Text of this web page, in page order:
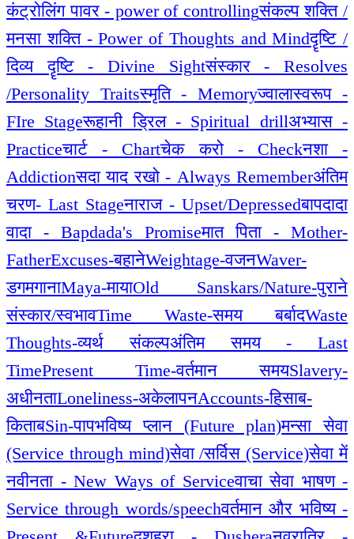
कंट्रोलिंग पावर - power of controllingसंकल्प शक्ति /
मनसा शक्ति - Power of Thoughts and Mindदॄष्टि /
दिव्य दॄष्टि - Divine Sightसंस्कार - Resolves
/Personality Traitsस्मृति - Memoryज्वालास्वरूप -
FIre Stageरूहानी ड्रिल - Spiritual drillअभ्यास -
Practiceचार्ट - Chartचेक करो - Checkनशा -
Addictionसदा याद रखो - Always Rememberअंतिम
चरण- Last Stageनाराज - Upset/Depressedबापदादा
वादा - Bapdada's Promiseमात पिता - Mother-
FatherExcuses-बहानेWeightage-वजनWaver-
डगमगानाMaya-मायाOld Sanskars/Nature-पुराने
संस्कार/स्वभावTime Waste-समय बर्बादWaste
Thoughts-व्यर्थ संकल्पअंतिम समय - Last
TimePresent Time-वर्तमान समयSlavery-
अधीनताLoneliness-अकेलापनAccounts-हिसाब-
किताबSin-पापभविष्य प्लान (Future plan)मन्सा सेवा
(Service through mind)सेवा /सर्विस (Service)सेवा में
नवीनता - New Ways of Serviceवाचा सेवा भाषण -
Service through words/speechवर्तमान और भविष्य -